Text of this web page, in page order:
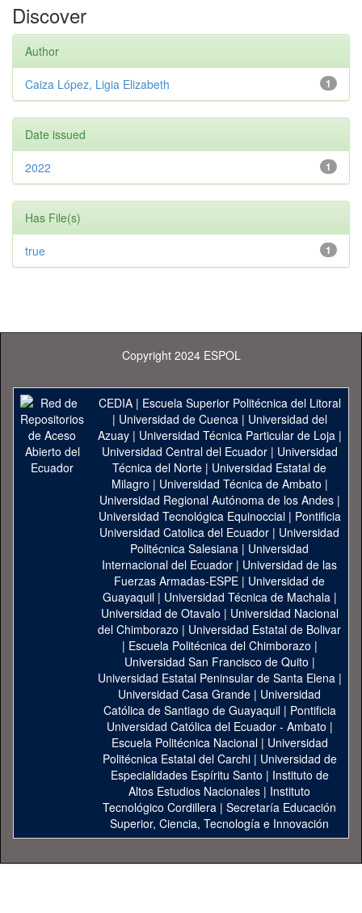
Discover
Author
1
Caiza López, Ligia Elizabeth
Date issued
1
2022
Has File(s)
1
true
Copyright 2024 ESPOL
CEDIA| Escuela Superior Politécnica del Litoral
| Universidad de Cuenca| Universidad del
Azuay| Universidad Técnica Particular de Loja|
Universidad Central del Ecuador| Universidad
Técnica del Norte | Universidad Estatal de
Milagro | Universidad Técnica de Ambato |
Universidad Regional Autónoma de los Andes|
Universidad Tecnológica Equinoccial| Pontificia
Universidad Catolica del Ecuador | Universidad
Politécnica Salesiana | Universidad
Internacional del Ecuador | Universidad de las
Fuerzas Armadas-ESPE | Universidad de
Guayaquil| Universidad Técnica de Machala|
Universidad de Otavalo | Universidad Nacional
del Chimborazo | Universidad Estatal de Bolivar
| Escuela Politécnica del Chimborazo |
Universidad San Francisco de Quito |
Universidad Estatal Peninsular de Santa Elena|
Universidad Casa Grande | Universidad
Católica de Santiago de Guayaquil| Pontificia
Universidad Católica del Ecuador - Ambato |
Escuela Politécnica Nacional| Universidad
Politécnica Estatal del Carchi| Universidad de
Especialidades Espíritu Santo | Instituto de
Altos Estudios Nacionales | Instituto
Tecnológico Cordillera | Secretaría Educación
Superior, Ciencia, Tecnología e Innovación